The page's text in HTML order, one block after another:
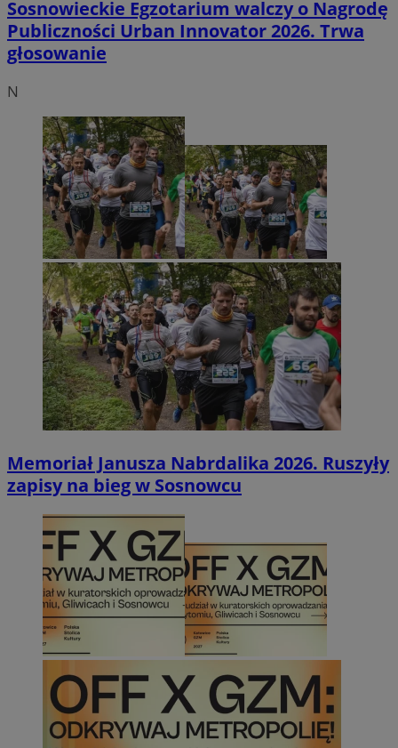
Sosnowieckie Egzotarium walczy o Nagrodę
Publiczności Urban Innovator 2026. Trwa
głosowanie
N
Memoriał Janusza Nabrdalika 2026. Ruszyły
zapisy na bieg w Sosnowcu